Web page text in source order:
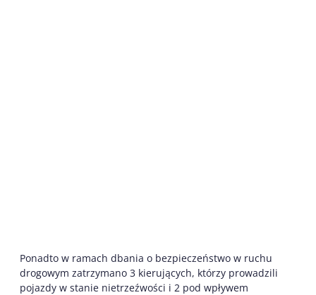
Ponadto w ramach dbania o bezpieczeństwo w ruchu
drogowym zatrzymano 3 kierujących, którzy prowadzili
pojazdy w stanie nietrzeźwości i 2 pod wpływem